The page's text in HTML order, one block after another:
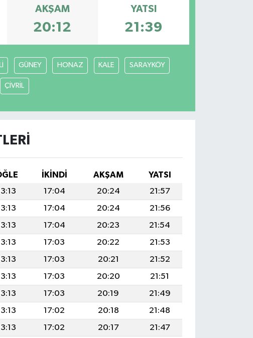
AKŞAM
20:12
YATSI
21:39
GÜNEY HONAZ KALE SARAYKÖY
ÇİVRİL
İKINDI AKŞAM
YATSI
17:04 20:24
21:57
17:04 20:24
21:56
17:04 20:23
21:54
17:03 20:22
21:53
17:03 20:21
21:52
17:03 20:20
21:51
17:03 20:19
21:49
17:02 20:18
21:48
17:02 20:17
21:47